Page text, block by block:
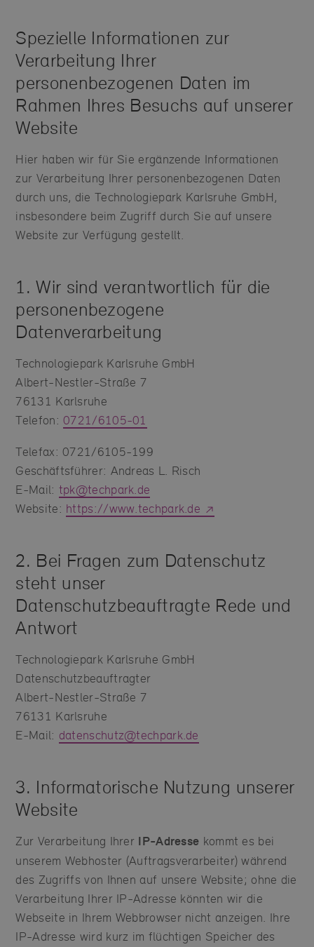
Spezielle Informationen zur
Verarbeitung Ihrer
personenbezogenen Daten im
Rahmen Ihres Besuchs auf unserer
Website
Hier haben wir für Sie ergänzende Informationen
zur Verarbeitung Ihrer personenbezogenen Daten
durch uns, die Technologiepark Karlsruhe GmbH,
insbesondere beim Zugriff durch Sie auf unsere
Website zur Verfügung gestellt.
1. Wir sind verantwortlich für die
personenbezogene
Datenverarbeitung
Technologiepark Karlsruhe GmbH
Albert-Nestler-Straße 7
76131 Karlsruhe
Telefon:0721/6105-01
Telefax: 0721/6105-199
Geschäftsführer: Andreas L. Risch
E-Mail: tpk@techpark.de
Website: https://www.techpark.de
2. Bei Fragen zum Datenschutz
steht unser
Datenschutzbeauftragte Rede und
Antwort
Technologiepark Karlsruhe GmbH
Datenschutzbeauftragter
Albert-Nestler-Straße 7
76131 Karlsruhe
E-Mail: datenschutz@techpark.de
3. Informatorische Nutzung unserer
Website
Zur Verarbeitung Ihrer IP-Adresse kommt es bei
unserem Webhoster (Auftragsverarbeiter) während
des Zugriffs von Ihnen auf unsere Website; ohne die
Verarbeitung Ihrer IP-Adresse könnten wir die
Webseite in Ihrem Webbrowser nicht anzeigen. Ihre
IP-Adresse wird kurz im flüchtigen Speicher des